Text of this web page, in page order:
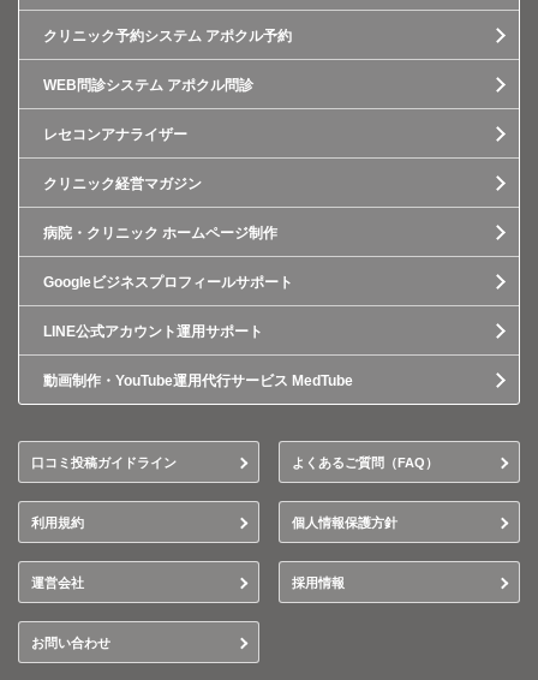
クリニック予約システム アポクル予約
WEB問診システム アポクル問診
レセコンアナライザー
クリニック経営マガジン
病院・クリニック ホームページ制作
Googleビジネスプロフィールサポート
LINE公式アカウント運用サポート
動画制作・YouTube運用代行サービス MedTube
口コミ投稿ガイドライン よくあるご質問（FAQ）
利用規約 個人情報保護方針
運営会社 採用情報
お問い合わせ